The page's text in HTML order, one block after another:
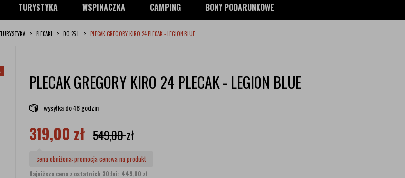
TURYSTYKA WSPINACZKA CAMPING BONY PODARUNKOWE
TURYSTYKA PLECAKI DO 25 L PLECAK GREGORY KIRO 24 PLECAK - LEGION BLUE
PLECAK GREGORY KIRO 24 PLECAK - LEGION BLUE
wysyłkado 48 godzin
319,00 zł 549,00zł
cena obniżona: promocja cenowa na produkt
Najniższa cena z ostatnich 30dni: 449,00 zł